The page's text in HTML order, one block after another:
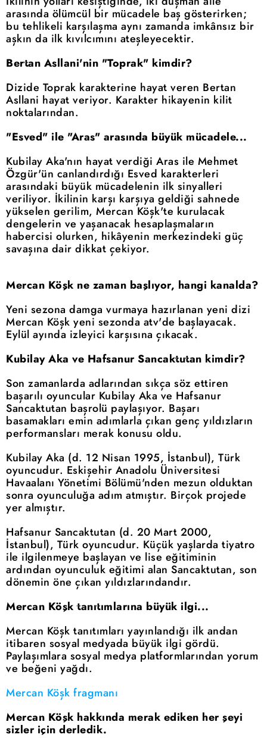
arasında ölümcül bir mücadele baş gösterirken;
bu tehlikeli karşılaşma aynı zamanda imkânsız bir
aşkın da ilk kıvılcımını ateşleyecektir.
Bertan Asllani'nin "Toprak" kimdir?
Dizide Toprak karakterine hayat veren Bertan
Asllani hayat veriyor. Karakter hikayenin kilit
noktalarından.
"Esved" ile "Aras" arasında büyük mücadele...
Kubilay Aka'nın hayat verdiği Aras ile Mehmet
Özgür'ün canlandırdığı Esved karakterleri
arasındaki büyük mücadelenin ilk sinyalleri
veriliyor. İkilinin karşı karşıya geldiği sahnede
yükselen gerilim, Mercan Köşk'te kurulacak
dengelerin ve yaşanacak hesaplaşmaların
habercisi olurken, hikâyenin merkezindeki güç
savaşına dair dikkat çekiyor.
Mercan Köşk ne zaman başlıyor, hangi kanalda?
Yeni sezona damga vurmaya hazırlanan yeni dizi
Mercan Köşk yeni sezonda atv'de başlayacak.
Eylül ayında izleyici karşısına çıkacak.
Kubilay Aka ve Hafsanur Sancaktutan kimdir?
Son zamanlarda adlarından sıkça söz ettiren
başarılı oyuncular Kubilay Aka ve Hafsanur
Sancaktutan başrolü paylaşıyor. Başarı
basamakları emin adımlarla çıkan genç yıldızların
performansları merak konusu oldu.
Kubilay Aka (d. 12 Nisan 1995, İstanbul), Türk
oyuncudur. Eskişehir Anadolu Üniversitesi
Havaalanı Yönetimi Bölümü'nden mezun olduktan
sonra oyunculuğa adım atmıştır. Birçok projede
yer almıştır.
Hafsanur Sancaktutan (d. 20 Mart 2000,
İstanbul), Türk oyuncudur. Küçük yaşlarda tiyatro
ile ilgilenmeye başlayan ve lise eğitiminin
ardından oyunculuk eğitimi alan Sancaktutan, son
dönemin öne çıkan yıldızlarındandır.
Mercan Köşk tanıtımlarına büyük ilgi...
Mercan Köşk tanıtımları yayınlandığı ilk andan
itibaren sosyal medyada büyük ilgi gördü.
Paylaşımlara sosyal medya platformlarından yorum
ve beğeni yağdı.
Mercan Köşk fragmanı
Mercan Köşk hakkında merak ediken her şeyi
sizler için derledik.